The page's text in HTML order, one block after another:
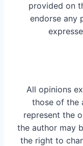
provided on
endorse any
All opinions
those of the
represent the
the author may
the right to